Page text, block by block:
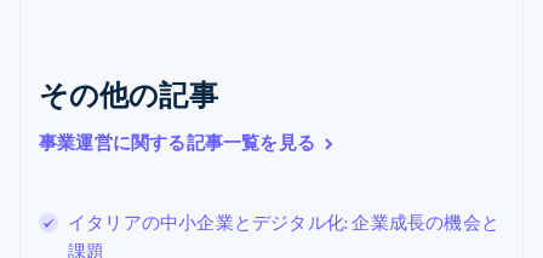
その他の記事
事業運営に関する記事一覧を見る
イタリアの中小企業とデジタル化: 企業成長の機会と
課題
クロアチア
English Italiano
ジブラルタル
English 简体中文
スイス